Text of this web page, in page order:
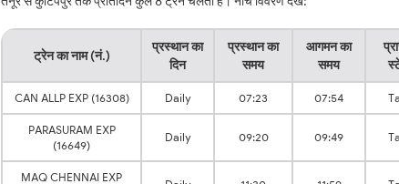
ट्रेन का नाम (नं.)
प्रस्थान का
दिन
प्रस्थान का
समय
आगमन का
समय
CAN ALLP EXP (16308) Daily 07:23 07:54
PARASURAM EXP
(16649)
Daily 09:20 09:49
MAQ CHENNAI EXP